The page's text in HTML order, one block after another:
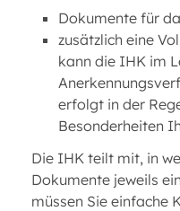
Dokumente für
zusätzlich eine
kann die IHK im
erfolgt in der
Besonderheiten
Die IHK teilt mit, in
Dokumente jeweils
müssen Sie einfache